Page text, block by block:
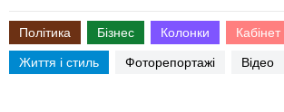
Політика Бізнес Колонки
Життя і стиль Фоторепортажі Відео